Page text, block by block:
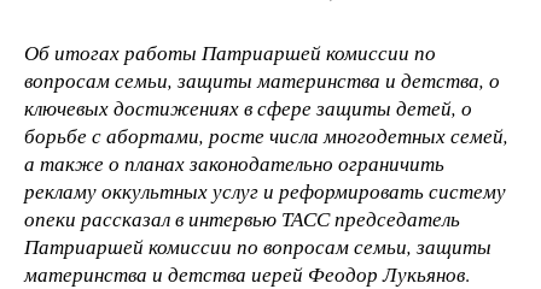
Об итогах работы Патриаршей комиссии по
вопросам семьи, защиты материнства и детства, о
ключевых достижениях в сфере защиты детей, о
борьбе с абортами, росте числа многодетных семей,
а также о планах законодательно ограничить
рекламу оккультных услуг и реформировать систему
опеки рассказал в интервью ТАСС председатель
Патриаршей комиссии по вопросам семьи, защиты
материнства и детства иерей Феодор Лукьянов.